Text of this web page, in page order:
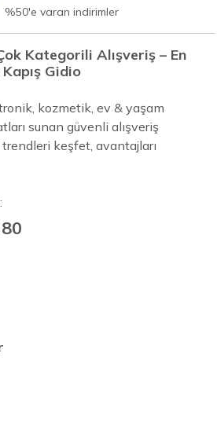
%50'e varan indirimler
Kategorili Alışveriş – En
Gidio
kozmetik, ev & yaşam
sunan güvenli alışveriş
keşfet, avantajları